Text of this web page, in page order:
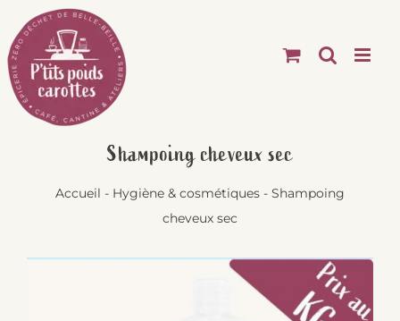
Passer
au
contenu
Shampoing cheveux sec
Accueil - Hygiène & cosmétiques - Shampoing
cheveux sec